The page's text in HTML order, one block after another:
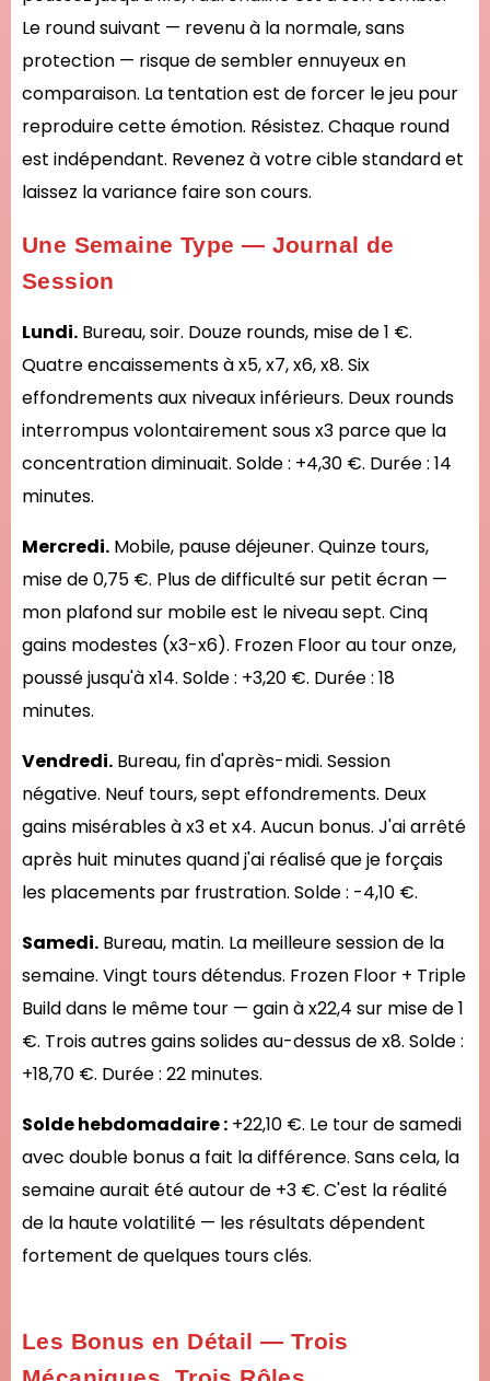
Le round suivant — revenu à la normale, sans
protection — risque de sembler ennuyeux en
comparaison. La tentation est de forcer le jeu pour
reproduire cette émotion. Résistez. Chaque round
est indépendant. Revenez à votre cible standard et
laissez la variance faire son cours.
Une Semaine Type — Journal de
Session
Lundi. Bureau, soir. Douze rounds, mise de 1 €.
Quatre encaissements à x5, x7, x6, x8. Six
effondrements aux niveaux inférieurs. Deux rounds
interrompus volontairement sous x3 parce que la
concentration diminuait. Solde : +4,30 €. Durée : 14
minutes.
Mercredi. Mobile, pause déjeuner. Quinze tours,
mise de 0,75 €. Plus de difficulté sur petit écran —
mon plafond sur mobile est le niveau sept. Cinq
gains modestes (x3-x6). Frozen Floor au tour onze,
poussé jusqu'à x14. Solde : +3,20 €. Durée : 18
minutes.
Vendredi. Bureau, fin d'après-midi. Session
négative. Neuf tours, sept effondrements. Deux
gains misérables à x3 et x4. Aucun bonus. J'ai arrêté
après huit minutes quand j'ai réalisé que je forçais
les placements par frustration. Solde : -4,10 €.
Samedi. Bureau, matin. La meilleure session de la
semaine. Vingt tours détendus. Frozen Floor + Triple
Build dans le même tour — gain à x22,4 sur mise de 1
€. Trois autres gains solides au-dessus de x8. Solde :
+18,70 €. Durée : 22 minutes.
Solde hebdomadaire : +22,10 €. Le tour de samedi
avec double bonus a fait la différence. Sans cela, la
semaine aurait été autour de +3 €. C'est la réalité
de la haute volatilité — les résultats dépendent
fortement de quelques tours clés.
Les Bonus en Détail — Trois